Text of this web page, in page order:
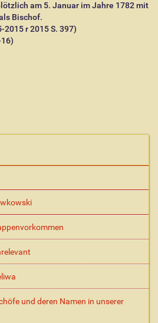
am 5. Januar im Jahre 1782 mit
Bischof.
2015 r 2015 S. 397)
16)
und deren Namen in unserer